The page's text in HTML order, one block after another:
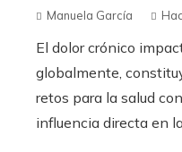
Manuela García
El dolor crónico
globalmente,
retos para la salud
influencia directa en la